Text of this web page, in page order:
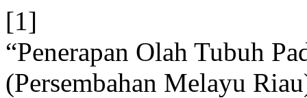
[1]
“Penerapan Olah Tubuh
(Persembahan Melayu